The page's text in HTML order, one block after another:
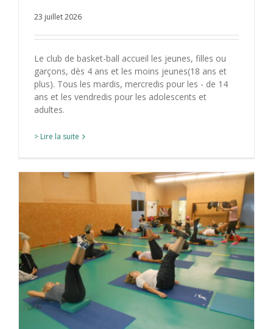
23 juillet 2026
Le club de basket-ball accueil les jeunes, filles ou
garçons, dès 4 ans et les moins jeunes(18 ans et
plus). Tous les mardis, mercredis pour les - de 14
ans et les vendredis pour les adolescents et
adultes.
> Lire la suite